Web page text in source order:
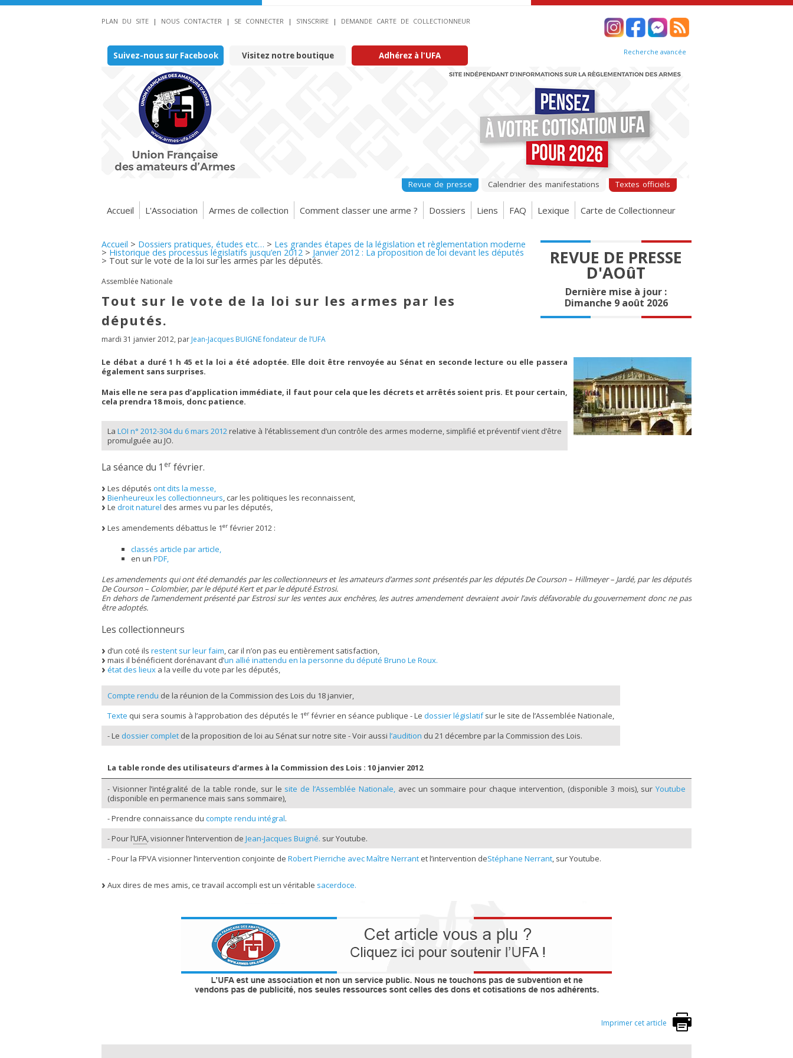
PLAN DU SITE | NOUS CONTACTER | SE CONNECTER | S’INSCRIRE | DEMANDE CARTE DE COLLECTIONNEUR
Suivez-nous sur Facebook Visitez notre boutique Adhérez à l'UFA Recherche avancée
Revue de presse Calendrier des manifestations Textes officiels
Accueil L'Association Armes de collection Comment classer une arme ? Dossiers Liens FAQ Lexique Carte de Collectionneur
REVUE DE PRESSE
D'AOûT
Dernière mise à jour :
Dimanche 9 août 2026
Accueil > Dossiers pratiques, études etc… > Les grandes étapes de la législation et règlementation moderne
> Historique des processus législatifs jusqu’en 2012 > Janvier 2012 : La proposition de loi devant les députés
> Tout sur le vote de la loi sur les armes par les députés.
Assemblée Nationale
Tout sur le vote de la loi sur les armes par les
députés.
mardi 31 janvier 2012, par Jean-Jacques BUIGNE fondateur de l’UFA
Le débat a duré 1 h 45 et la loi a été adoptée. Elle doit être renvoyée au Sénat en seconde lecture ou elle passera
également sans surprises.
Mais elle ne sera pas d’application immédiate, il faut pour cela que les décrets et arrêtés soient pris. Et pour certain,
cela prendra 18 mois, donc patience.
La LOI n° 2012-304 du 6 mars 2012 relative à l’établissement d’un contrôle des armes moderne, simplifié et préventif vient d’être
promulguée au JO.
La séance du 1 er février.
Les députés ont dits la messe,
Bienheureux les collectionneurs, car les politiques les reconnaissent,
Le droit naturel des armes vu par les députés,
Les amendements débattus le 1er février 2012 :
classés article par article,
en un PDF,
Les amendements qui ont été demandés par les collectionneurs et les amateurs d’armes sont présentés par les députés De Courson – Hillmeyer – Jardé, par les députés
De Courson – Colombier, par le député Kert et par le député Estrosi.
En dehors de l’amendement présenté par Estrosi sur les ventes aux enchères, les autres amendement devraient avoir l’avis défavorable du gouvernement donc ne pas
être adoptés.
Les collectionneurs
d’un coté ils restent sur leur faim , car il n’on pas eu entièrement satisfaction,
mais il bénéficient dorénavant d’un allié inattendu en la personne du député Bruno Le Roux.
état des lieux a la veille du vote par les députés,
Compte rendu de la réunion de la Commission des Lois du 18 janvier,
Texte qui sera soumis à l’approbation des députés le 1erfévrier en séance publique - Le dossier législatifsur le site de l’Assemblée Nationale,
- Le dossier completde la proposition de loi au Sénat sur notre site - Voir aussi l’audition du 21 décembre par la Commission des Lois.
La table ronde des utilisateurs d’armes à la Commission des Lois : 10 janvier 2012
- Visionner l’intégralité de la table ronde, sur le site de l’Assemblée Nationale,avec un sommaire pour chaque intervention, (disponible 3 mois), surYoutube
(disponible en permanence mais sans sommaire),
- Prendre connaissance du compte rendu intégral.
- Pour l’UFA, visionner l’intervention de Jean-Jacques Buigné. sur Youtube.
- Pour la FPVA visionner l’intervention conjointe de Robert Pierriche avec Maître Nerrantet l’intervention deStéphane Nerrant, sur Youtube.
Aux dires de mes amis, ce travail accompli est un véritable sacerdoce.
Imprimer cet article